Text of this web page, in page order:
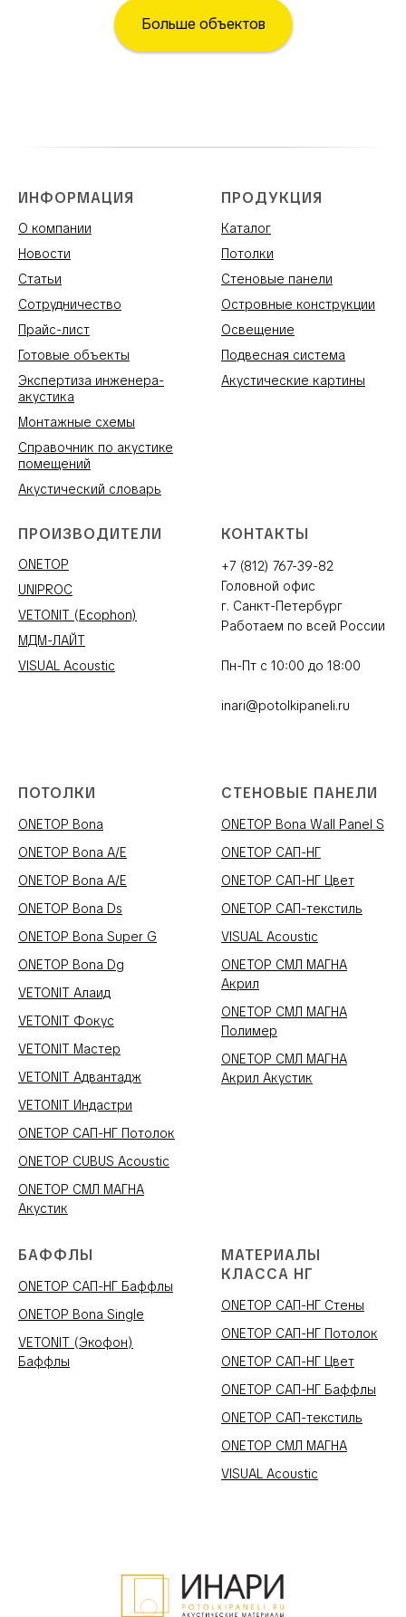
Больше объектов
ИНФОРМАЦИЯ
О компании
Новости
Статьи
Сотрудничество
Прайс-лист
Готовые объекты
Экспертиза инженера-
акустика
Монтажные схемы
Справочник по акустике
помещений
Акустический словарь
ПРОДУКЦИЯ
Каталог
Потолки
Стеновые панели
Островные конструкции
Освещение
Подвесная система
Акустические картины
ПРОИЗВОДИТЕЛИ
ONETOP
UNIPROC
VETONIT (Ecophon)
МДМ-ЛАЙТ
VISUAL Acoustic
КОНТАКТЫ
+7 (812) 767-39-82
Головной офис
г. Санкт-Петербург
Работаем по всей России
Пн-Пт с 10:00 до 18:00
inari@potolkipaneli.ru
ПОТОЛКИ
ONETOP Bona
ONETOP Bona A/E
ONETOP Bona A/E
ONETOP Bona Ds
ONETOP Bona Super G
ONETOP Bona Dg
VETONIT Алаид
VETONIT Фокус
VETONIT Мастер
VETONIT Адвантадж
VETONIT Индастри
ONETOP САП-НГ Потолок
ONETOP CUBUS Acoustic
ONETOP СМЛ МАГНА
Акустик
СТЕНОВЫЕ ПАНЕЛИ
ONETOP Bona Wall Panel S
ONETOP САП-НГ
ONETOP САП-НГ Цвет
ONETOP САП-текстиль
VISUAL Acoustic
ONETOP СМЛ МАГНА
Акрил
ONETOP СМЛ МАГНА
Полимер
ONETOP СМЛ МАГНА
Акрил Акустик
БАФФЛЫ
ONETOP САП-НГ Баффлы
ONETOP Bona Single
VETONIT (Экофон)
Баффлы
МАТЕРИАЛЫ
КЛАССА НГ
ONETOP САП-НГ Стены
ONETOP САП-НГ Потолок
ONETOP САП-НГ Цвет
ONETOP САП-НГ Баффлы
ONETOP САП-текстиль
ONETOP СМЛ МАГНА
VISUAL Acoustic